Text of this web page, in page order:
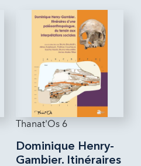
Thanat'Os 6
Dominique Henry-
Gambier. Itinéraires